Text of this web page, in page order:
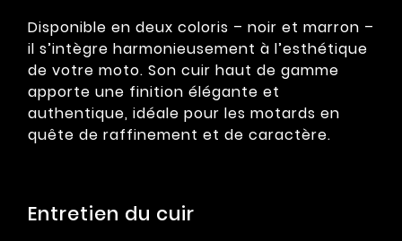
Disponible en deux coloris – noir et marron –
il s’intègre harmonieusement à l’esthétique
de votre moto. Son cuir haut de gamme
apporte une finition élégante et
authentique, idéale pour les motards en
quête de raffinement et de caractère.
Entretien du cuir